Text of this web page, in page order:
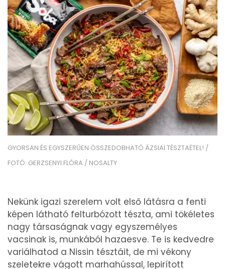
GYORSAN ÉS EGYSZERŰEN ÖSSZEDOBHATÓ ÁZSIAI TÉSZTAÉTEL! /
FOTÓ: GERZSENYI FLÓRA / NOSALTY
Nekünk igazi szerelem volt első látásra a fenti
képen látható felturbózott tészta, ami tökéletes
nagy társaságnak vagy egyszemélyes
vacsinak is, munkából hazaesve. Te is kedvedre
variálhatod a Nissin tésztáit, de mi vékony
szeletekre vágott marhahússal, lepirított